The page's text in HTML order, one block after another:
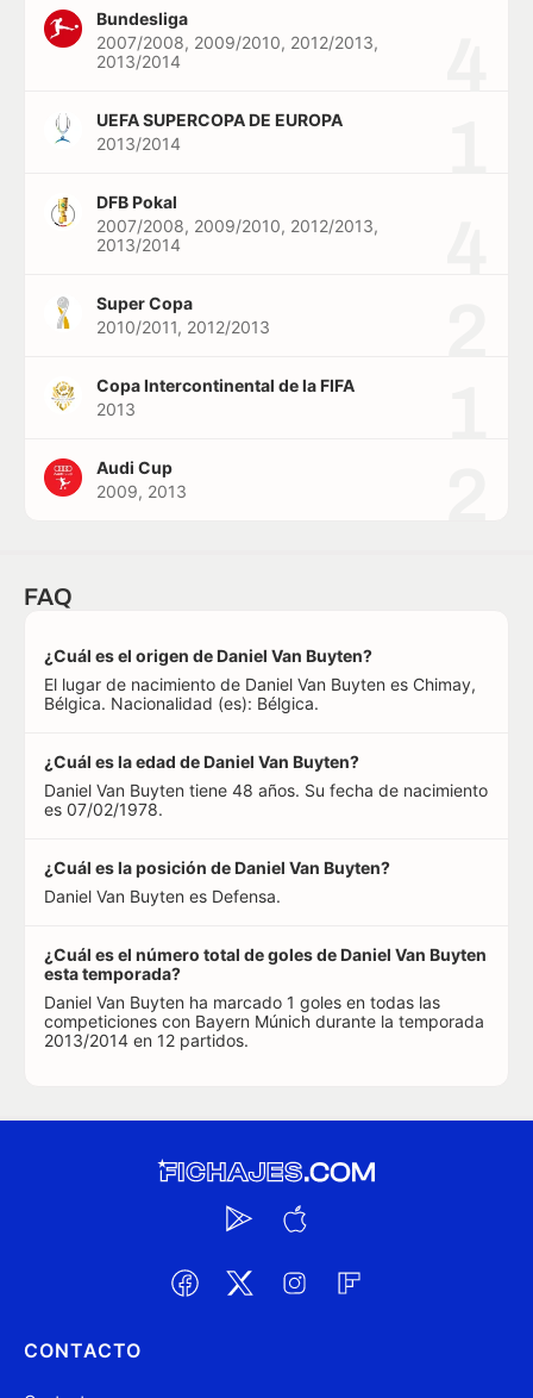
Bundesliga
2007/2008, 2009/2010, 2012/2013,
2013/2014
UEFA SUPERCOPA DE EUROPA
2013/2014
DFB Pokal
2007/2008, 2009/2010, 2012/2013,
2013/2014
Super Copa
2010/2011, 2012/2013
Copa Intercontinental de la FIFA
2013
Audi Cup
2009, 2013
FAQ
¿Cuál es el origen de Daniel Van Buyten?
El lugar de nacimiento de Daniel Van Buyten es Chimay,
Bélgica. Nacionalidad (es): Bélgica.
¿Cuál es la edad de Daniel Van Buyten?
Daniel Van Buyten tiene 48 años. Su fecha de nacimiento
es 07/02/1978.
¿Cuál es la posición de Daniel Van Buyten?
Daniel Van Buyten es Defensa.
¿Cuál es el número total de goles de Daniel Van Buyten
esta temporada?
Daniel Van Buyten ha marcado 1 goles en todas las
competiciones con Bayern Múnich durante la temporada
2013/2014 en 12 partidos.
CONTACTO